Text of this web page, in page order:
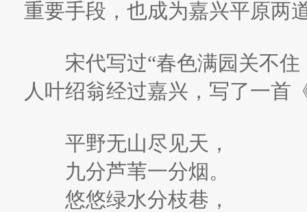
重要手段，也成为嘉兴平原两
宋代写过“春色满园关不住
人叶绍翁经过嘉兴，写了一首
平野无山尽见天，
九分芦苇一分烟。
悠悠绿水分枝巷，